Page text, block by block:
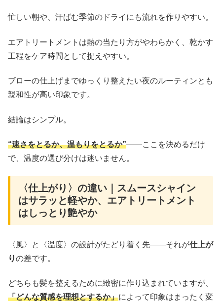
忙しい朝や、汗ばむ季節のドライにも流れを作りやすい。
エアトリートメントは熱の当たり方がやわらかく、乾かす
工程をケア時間として捉えやすい。
ブローの仕上げまでゆっくり整えたい夜のルーティンとも
親和性が高い印象です。
結論はシンプル。
“速さをとるか、温もりをとるか”――ここを決めるだけ
で、温度の選び分けは迷いません。
〈仕上がり〉の違い｜スムースシャイン
はサラッと軽やか、エアトリートメント
はしっとり艶やか
〈風〉と〈温度〉の設計がたどり着く先――それが仕上が
りの差です。
どちらも髪を整えるために緻密に作り込まれていますが、
「どんな質感を理想とするか」によって印象はまったく変